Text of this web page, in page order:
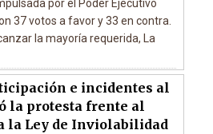
por el Poder Ejecutivo
37 votos a favor y 33 en contra.
la mayoría requerida, La
e incidentes al
la protesta frente al
la Ley de Inviolabilidad